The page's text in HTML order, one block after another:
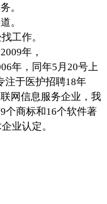
。
。
工作。
年，
年，同年5月20号上
注于医护招聘18年
网信息服务企业，我
个商标和16个软件著
业认定。